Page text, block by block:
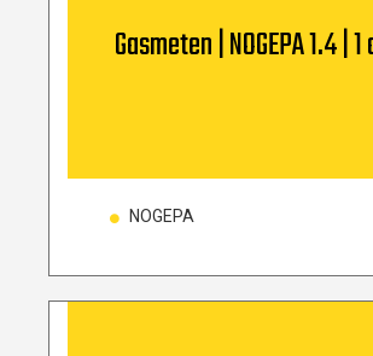
Gasmeten | NOGEPA 1.4 |
NOGEPA